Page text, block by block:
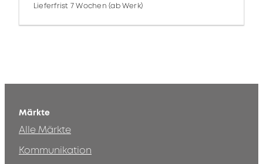
Lieferfrist 7 Wochen (ab Werk)
Märkte
Alle Märkte
Kommunikation